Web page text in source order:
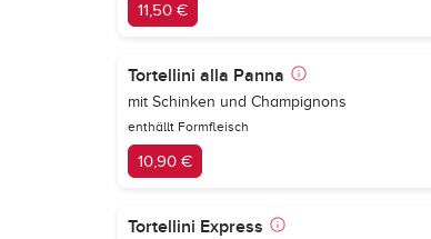
11,50 €
Tortellini alla Panna
mit Schinken und Champignons
enthällt Formfleisch
10,90 €
Tortellini Express